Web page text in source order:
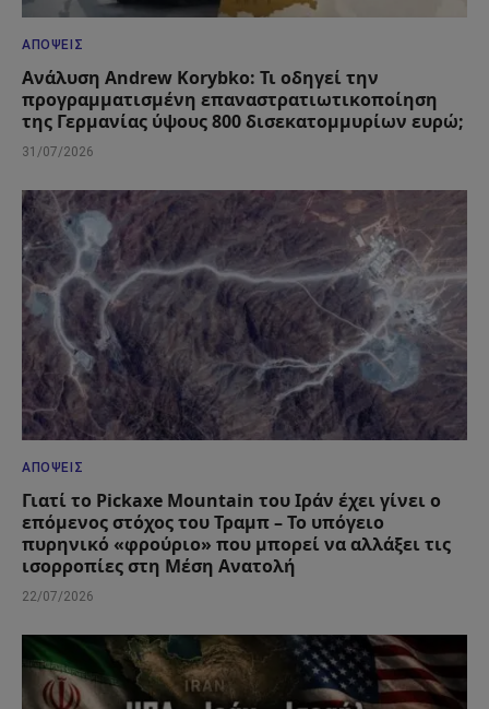
ΑΠΌΨΕΙΣ
Ανάλυση Andrew Korybko: Τι οδηγεί την
προγραμματισμένη επαναστρατιωτικοποίηση
της Γερμανίας ύψους 800 δισεκατομμυρίων ευρώ;
31/07/2026
ΑΠΌΨΕΙΣ
Γιατί το Pickaxe Mountain του Ιράν έχει γίνει ο
επόμενος στόχος του Τραμπ – Το υπόγειο
πυρηνικό «φρούριο» που μπορεί να αλλάξει τις
ισορροπίες στη Μέση Ανατολή
22/07/2026